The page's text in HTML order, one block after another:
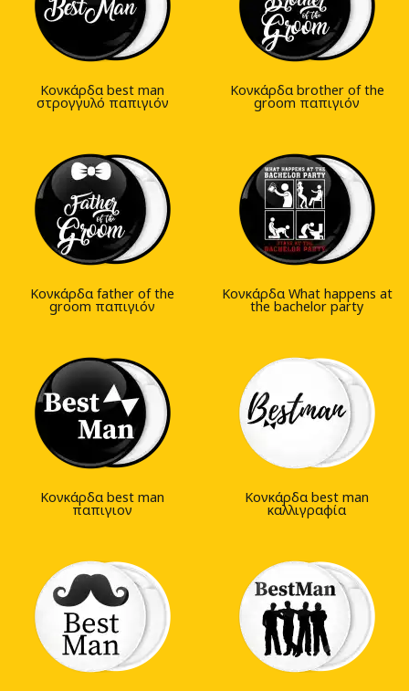
Κονκάρδα best man
στρογγυλό παπιγιόν
Κονκάρδα brother of the
groom παπιγιόν
Κονκάρδα father of the
groom παπιγιόν
Κονκάρδα What happens at
the bachelor party
Κονκάρδα best man
παπιγιον
Κονκάρδα best man
καλλιγραφία